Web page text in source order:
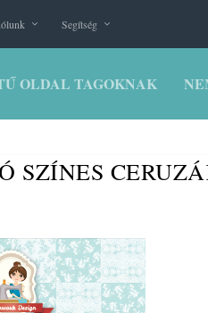
Segítség
OLDAL TAGOKNAK
SZÍNES